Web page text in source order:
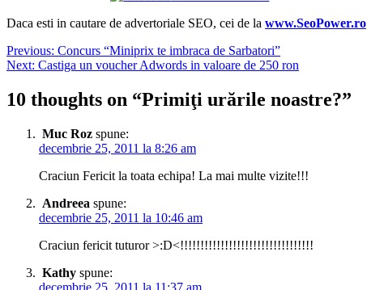
Daca esti in cautare de advertoriale SEO, cei de la www.SeoPower.ro
Navigare
în
articole
Previous: Concurs “Miniprix te imbraca de Sarbatori”
Next: Castiga un voucher Adwords in valoare de 250 ron
10 thoughts on “Primiţi urările noastre?”
Muc Roz spune:
decembrie 25, 2011 la 8:26 am
Craciun Fericit la toata echipa! La mai multe vizite!!!
Andreea spune:
decembrie 25, 2011 la 10:46 am
Craciun fericit tuturor >:D<!!!!!!!!!!!!!!!!!!!!!!!!!!!!!!!!!
Kathy spune:
decembrie 25, 2011 la 11:37 am